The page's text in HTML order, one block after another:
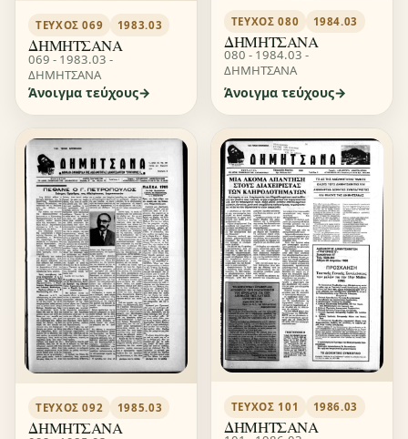
ΤΕΎΧΟΣ 069 1983.03
ΔΗΜΗΤΣΑΝΑ
069 - 1983.03 -
ΔΗΜΗΤΣΑΝΑ
Άνοιγμα τεύχους
ΤΕΎΧΟΣ 080 1984.03
ΔΗΜΗΤΣΑΝΑ
080 - 1984.03 -
ΔΗΜΗΤΣΑΝΑ
Άνοιγμα τεύχους
ΤΕΎΧΟΣ 092 1985.03
ΔΗΜΗΤΣΑΝΑ
ΤΕΎΧΟΣ 101 1986.03
ΔΗΜΗΤΣΑΝΑ